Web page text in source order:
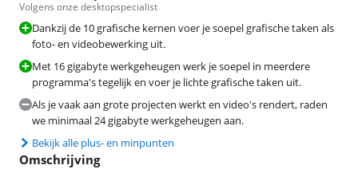
Volgens onze desktopspecialist
Dankzij de 10 grafische kernen voer je soepel grafische taken als
foto- en videobewerking uit.
Met 16 gigabyte werkgeheugen werk je soepel in meerdere
programma's tegelijk en voer je lichte grafische taken uit.
Als je vaak aan grote projecten werkt en video's rendert, raden
we minimaal 24 gigabyte werkgeheugen aan.
Bekijk alle plus- en minpunten
Omschrijving